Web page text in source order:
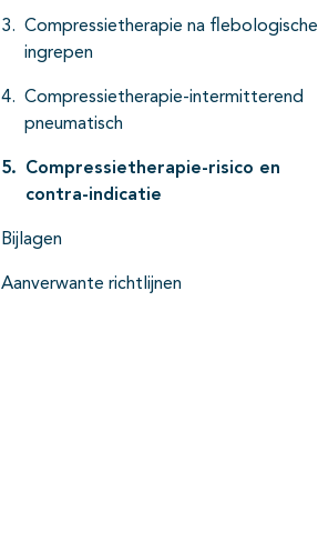
Compressietherapie na flebologische
ingrepen
Compressietherapie-intermitterend
pneumatisch
Compressietherapie-risico en
contra-indicatie
Bijlagen
Aanverwante richtlijnen